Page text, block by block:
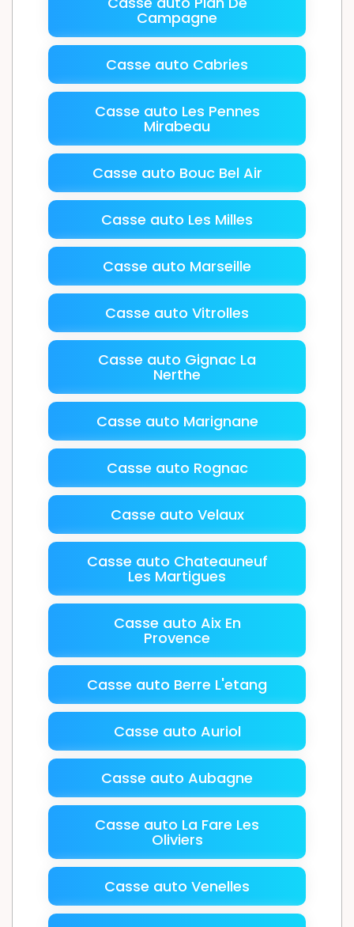
Campagne
Casse auto Cabries
Casse auto Les Pennes
Mirabeau
Casse auto Bouc Bel Air
Casse auto Les Milles
Casse auto Marseille
Casse auto Vitrolles
Casse auto Gignac La
Nerthe
Casse auto Marignane
Casse auto Rognac
Casse auto Velaux
Casse auto Chateauneuf
Les Martigues
Casse auto Aix En
Provence
Casse auto Berre L'etang
Casse auto Auriol
Casse auto Aubagne
Casse auto La Fare Les
Oliviers
Casse auto Venelles